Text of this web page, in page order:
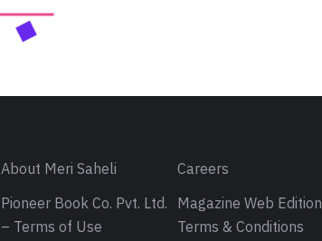
About Meri Saheli Careers
Pioneer Book Co. Pvt. Ltd.
– Terms of Use
Magazine Web Edition
Terms & Conditions